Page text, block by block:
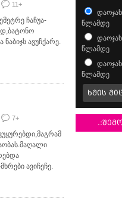
11+
ჩაჩუა-
ავუჩქარე.
7+
ავიჩეჩე.
წლამდე
წლამდე
წლამდე
ხმის